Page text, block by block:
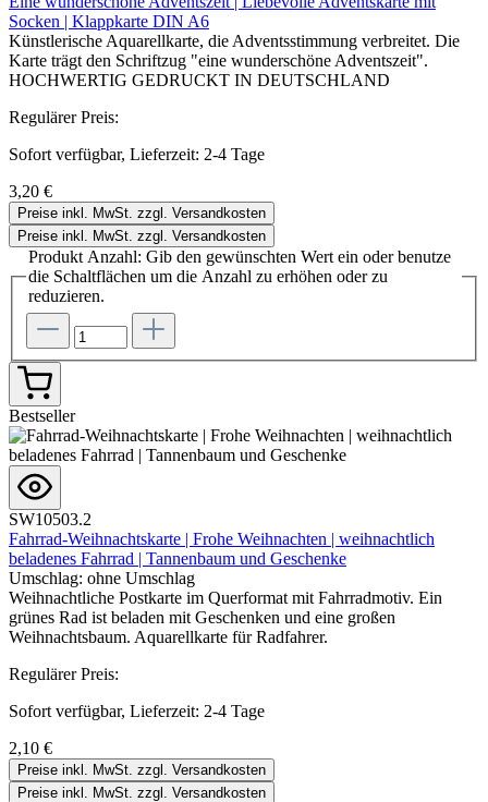
Socken | Klappkarte DIN A6
Künstlerische Aquarellkarte, die Adventsstimmung verbreitet. Die
Karte trägt den Schriftzug "eine wunderschöne Adventszeit".
HOCHWERTIG GEDRUCKT IN DEUTSCHLAND
Regulärer Preis:
Sofort verfügbar, Lieferzeit: 2-4 Tage
3,20 €
Preise inkl. MwSt. zzgl. Versandkosten
Preise inkl. MwSt. zzgl. Versandkosten
Produkt Anzahl: Gib den gewünschten Wert ein oder benutze
die Schaltflächen um die Anzahl zu erhöhen oder zu
reduzieren.
Bestseller
SW10503.2
Fahrrad-Weihnachtskarte | Frohe Weihnachten | weihnachtlich
beladenes Fahrrad | Tannenbaum und Geschenke
Umschlag: ohne Umschlag
Weihnachtliche Postkarte im Querformat mit Fahrradmotiv. Ein
grünes Rad ist beladen mit Geschenken und eine großen
Weihnachtsbaum. Aquarellkarte für Radfahrer.
Regulärer Preis:
Sofort verfügbar, Lieferzeit: 2-4 Tage
2,10 €
Preise inkl. MwSt. zzgl. Versandkosten
Preise inkl. MwSt. zzgl. Versandkosten